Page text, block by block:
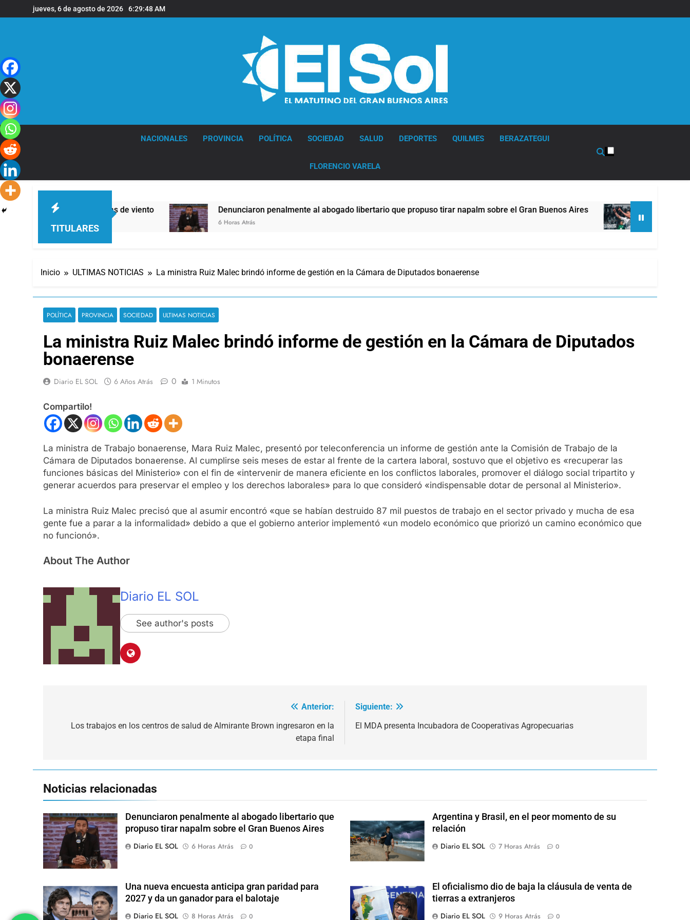
al
jueves, 6 de agosto de 2026 6:29:48 AM
NACIONALES PROVINCIA POLÍTICA SOCIEDAD SALUD DEPORTES QUILMES BERAZATEGUI
FLORENCIO VARELA
TITULARES
y fuertes ráfagas de viento Denunciaron penalmente al abogado libertario que propuso tirar napalm sobre el Gran Buenos Aires
6 Horas Atrás
Quilmes derrotó
6 Horas Atrás
Inicio ULTIMAS NOTICIAS La ministra Ruiz Malec brindó informe de gestión en la Cámara de Diputados bonaerense
POLÍTICA PROVINCIA SOCIEDAD ULTIMAS NOTICIAS
La ministra Ruiz Malec brindó informe de gestión en la Cámara de Diputados
bonaerense
Diario EL SOL 6 Años Atrás 0 1 Minutos
Compartilo!
La ministra de Trabajo bonaerense, Mara Ruiz Malec, presentó por teleconferencia un informe de gestión ante la Comisión de Trabajo de la
Cámara de Diputados bonaerense. Al cumplirse seis meses de estar al frente de la cartera laboral, sostuvo que el objetivo es «recuperar las
funciones básicas del Ministerio» con el fin de «intervenir de manera eficiente en los conflictos laborales, promover el diálogo social tripartito y
generar acuerdos para preservar el empleo y los derechos laborales» para lo que consideró «indispensable dotar de personal al Ministerio».
La ministra Ruiz Malec precisó que al asumir encontró «que se habían destruido 87 mil puestos de trabajo en el sector privado y mucha de esa
gente fue a parar a la informalidad» debido a que el gobierno anterior implementó «un modelo económico que priorizó un camino económico que
no funcionó».
About The Author
Diario EL SOL
See author's posts
Anterior:
Los trabajos en los centros de salud de Almirante Brown ingresaron en la
etapa final
Siguiente:
El MDA presenta Incubadora de Cooperativas Agropecuarias
Noticias relacionadas
Denunciaron penalmente al abogado libertario que
propuso tirar napalm sobre el Gran Buenos Aires
Diario EL SOL
6 Horas Atrás 0
Argentina y Brasil, en el peor momento de su
relación
Diario EL SOL
7 Horas Atrás 0
Una nueva encuesta anticipa gran paridad para
2027 y da un ganador para el balotaje
Diario EL SOL
8 Horas Atrás 0
El oficialismo dio de baja la cláusula de venta de
tierras a extranjeros
Diario EL SOL
9 Horas Atrás 0